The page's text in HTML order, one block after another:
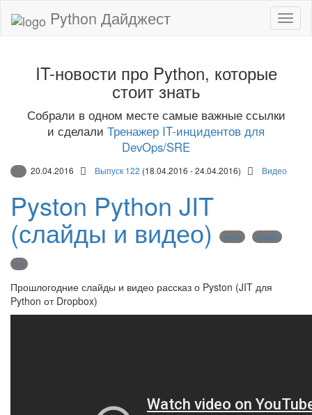
Python Дайджест
IT-новости про Python, которые
стоит знать
Собрали в одном месте самые важные ссылки
и сделали Тренажер IT-инцидентов для
DevOps/SRE
20.04.2016 Выпуск 122 (18.04.2016 - 24.04.2016) Видео
Pyston Python JIT
(слайды и видео) Pyston Dropbox
JIT
Прошлогодние слайды и видео рассказ о Pyston (JIT для
Python от Dropbox)